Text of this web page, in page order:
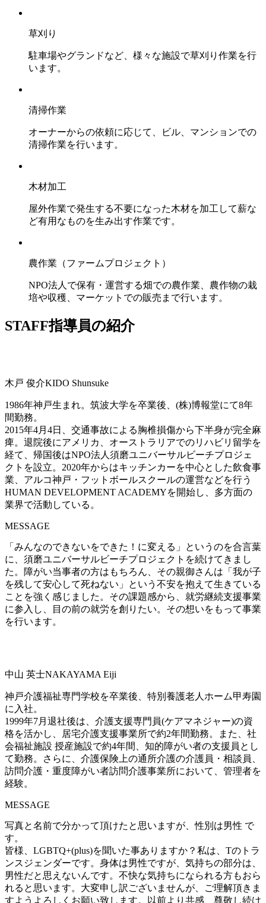
草刈り
駐車場やグランドなど、様々な施設で草刈り作業を行
います。
清掃作業
オーナーからの依頼に応じて、ビル、マンションでの
清掃作業を行います。
木材加工
屋外作業で発生する不要になった木材を加工して薪な
ど有用なものを生み出す作業です。
農作業 （ファームプロジェクト）
NPO法人で保有・運営する畑での農作業、農作物の栽
培や収穫、マーケットでの販売まで行います。
STAFF指導員の紹介
木戸 俊介KIDO Shunsuke
1986年神戸生まれ。筑波大学を卒業後、(株)博報堂にて8年
間勤務。
2015年4月4日、交通事故による胸椎損傷から下半身が完全麻
痺。退院後にアメリカ、オーストラリアでのリハビリ留学を
経て、帰国後はNPO法人須磨ユニバーサルビーチプロジェ
クトを設立。2020年からはキッチンカーを中心とした飲食事
業、アルコ神戸・フットボールスクールの運営などを行う
HUMAN DEVELOPMENT ACADEMYを開始し、多方面の
業界で活動している。
MESSAGE
「みんなのできないをできた！に変える」というのを合言葉
に、須磨ユニバーサルビーチプロジェクトを続けてきまし
た。障がい当事者の方はもちろん、その親御さんは「我が子
を残して安心して死ねない」という不安を抱えて生きている
ことを強く感じました。その課題感から、就労継続支援事業
に参入し、目の前の就労を創りたい。その想いをもって事業
を行います。
中山 英士NAKAYAMA Eiji
神戸介護福祉専門学校を卒業後、特別養護老人ホーム甲寿園
に入社。
1999年7月退社後は、介護支援専門員(ケアマネジャー)の資
格を活かし、居宅介護支援事業所で約2年間勤務。また、社
会福祉施設 授産施設で約4年間、知的障がい者の支援員とし
て勤務。さらに、介護保険上の通所介護の介護員・相談員、
訪問介護・重度障がい者訪問介護事業所において、管理者を
経験。
MESSAGE
写真と名前で分かって頂けたと思いますが、性別は男性 で
す。
皆様、LGBTQ+(plus)を聞いた事ありますか？私は、Tのトラ
ンスジェンダーです。身体は男性ですが、気持ちの部分は、
男性だと思えないんです。不快な気持ちになられる方もおら
れると思います。大変申し訳ございませんが、ご理解頂きま
すようよろしくお願い致します。以前より共感、尊敬し続け